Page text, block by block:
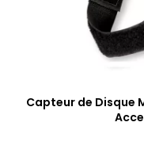
Capteur de Disque